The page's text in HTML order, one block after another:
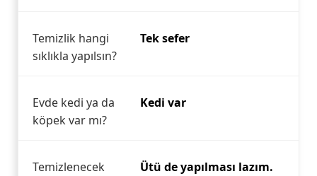
Temizlik hangi
sıklıkla yapılsın?
Tek sefer
Evde kedi ya da
köpek var mı?
Kedi var
Temizlenecek
Ütü de yapılması lazım.